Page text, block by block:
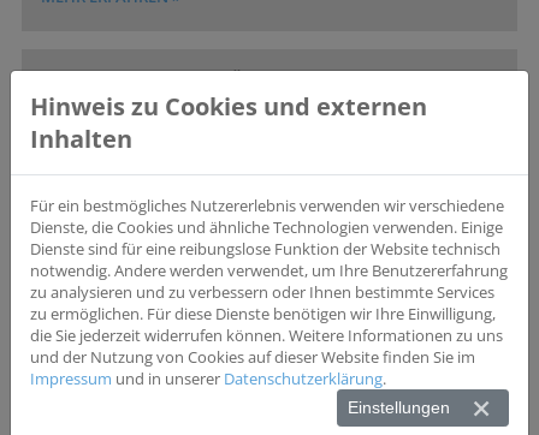
FÄLLT IN HERZOGENAURACH
28.04.26
„Wir bewegen Bayern“ geht in die entscheidende Phase: Am 24.
kraftvollen Auftakt der…
MEHR ERFAHREN »
AUS ERFAHRUNG WIRD FORTSCHRITT: WIE
BETROFFENE DIE KREBSFORSCHUNG IN BAYERN
PRÄGEN
Hinweis zu Cookies und externen
Inhalten
Für ein bestmögliches Nutzererlebnis verwenden wir verschiedene
Dienste, die Cookies und ähnliche Technologien verwenden. Einige
Dienste sind für eine reibungslose Funktion der Website technisch
notwendig. Andere werden verwendet, um Ihre Benutzererfahrung
zu analysieren und zu verbessern oder Ihnen bestimmte Services
zu ermöglichen. Für diese Dienste benötigen wir Ihre Einwilligung,
die Sie jederzeit widerrufen können. Weitere Informationen zu uns
und der Nutzung von Cookies auf dieser Website finden Sie im
Impressum und in unserer Datenschutzerklärung.
Einstellungen